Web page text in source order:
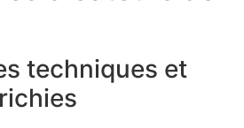
techniques et